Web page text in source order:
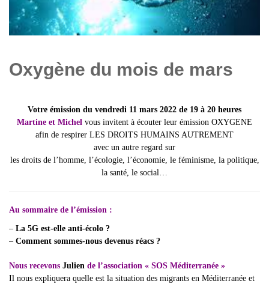
Oxygène du mois de mars
Votre émission du vendredi 11 mars 2022 de 19 à 20 heures
Martine et Michel vous invitent à écouter leur émission OXYGENE
afin de respirer LES DROITS HUMAINS AUTREMENT
avec un autre regard sur
les droits de l’homme, l’écologie, l’économie, le féminisme, la politique,
la santé, le social…
Au sommaire de l’émission :
– La 5G est-elle anti-écolo ?
– Comment sommes-nous devenus réacs ?
Nous recevons Julien de l’association « SOS Méditerranée »
Il nous expliquera quelle est la situation des migrants en Méditerranée et